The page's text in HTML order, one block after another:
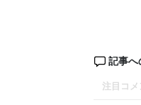
記事へ
注目コメ